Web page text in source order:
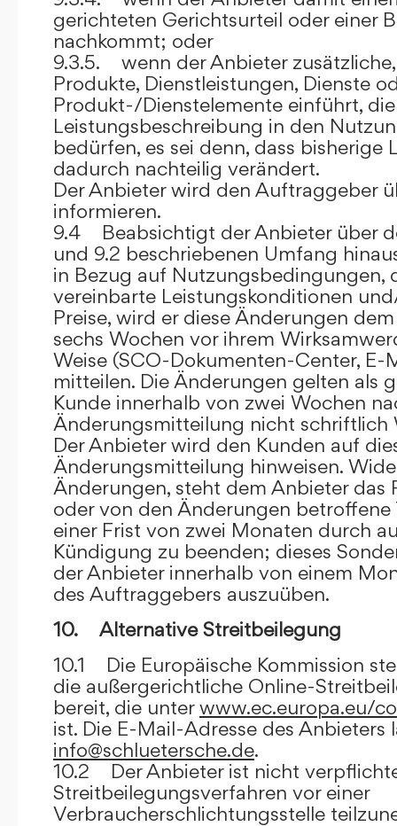
gerichteten Gerichtsurteil oder einer
nachkommt; oder
9.3.5. wenn der Anbieter
Produkte, Dienstleistungen, Dienste
Produkt-/Dienstelemente einführt,
Leistungsbeschreibung in den
bedürfen, es sei denn, dass bisherige
dadurch nachteilig verändert.
Der Anbieter wird den Auftraggeber
informieren.
9.4 Beabsichtigt der Anbieter über
und 9.2 beschriebenen Umfang
in Bezug auf Nutzungsbedingungen,
vereinbarte Leistungskonditionen
Preise, wird er diese Änderungen
sechs Wochen vor ihrem
Weise (SCO-Dokumenten-Center, E-
mitteilen. Die Änderungen gelten als
Kunde innerhalb von zwei Wochen
Änderungsmitteilung nicht schriftlich
Der Anbieter wird den Kunden auf
Änderungsmitteilung hinweisen.
Änderungen, steht dem Anbieter das
oder von den Änderungen betroffene
einer Frist von zwei Monaten durch
Kündigung zu beenden; dieses
der Anbieter innerhalb von einem
des Auftraggebers auszuüben.
10. Alternative Streitbeilegung
10.1 Die Europäische Kommission
die außergerichtliche Online-
bereit, die unterwww.ec.europa.eu/
ist. Die E-Mail-Adresse des Anbieters
info@schluetersche.de.
10.2 Der Anbieter ist nicht
Streitbeilegungsverfahren vor einer
Verbraucherschlichtungsstelle